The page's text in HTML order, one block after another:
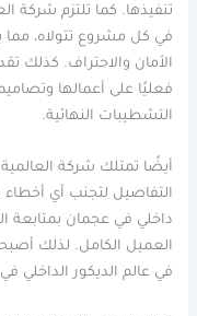
تنفيذها. كما تلتزم شركة
في كل مشروع تتولاه، مما
الأمان والاحتراف. كذلك
فعليًا على أعمالها
التشطيبات النهائية.
أيضًا تمتلك شركة
التفاصيل لتجنب أي أخطاء
داخلي في عجمان بمتابعة
العميل الكامل. لذلك
في عالم الديكور الداخلي